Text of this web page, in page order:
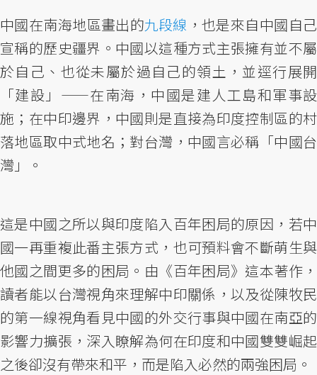
中國在南海地區畫出的九段線 ，也是來自中國自己
宣稱的歷史疆界。中國以這種方式主張擁有並不屬
於自己、也從未屬於過自己的領土，並逕行展開
「建設」——在南海，中國是建人工島和軍事設
施；在中印邊界，中國則是直接為印度控制區的村
落地區取中式地名；對台灣，中國言必稱「中國台
灣」。
這是中國之所以與印度陷入百年困局的原因，若中
國一再重複此番主張方式，也可預料會不斷萌生與
他國之間更多的困局。由《百年困局》這本著作，
讀者能以台灣視角來理解中印關係，以及從陳牧民
的第一線視角看見中國的外交行事與中國在南亞的
影響力擴張，深入瞭解為何在印度和中國雙雙崛起
之後卻沒有帶來和平，而是陷入必然的兩強困局。